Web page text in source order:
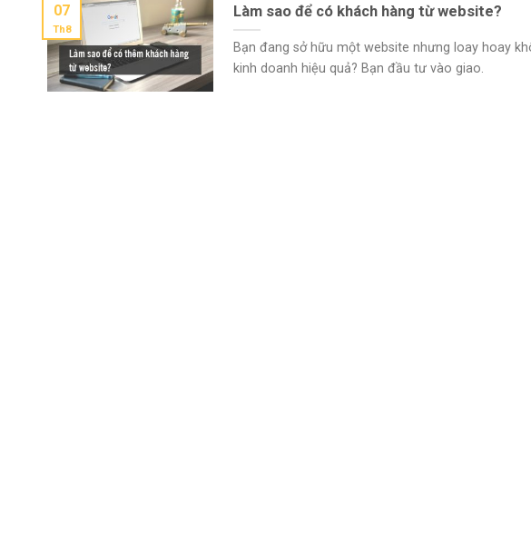
Làm sao để có khách hàng từ website?
Bạn đang sở hữu một website nhưng loay hoay
kinh doanh hiệu quả? Bạn đầu tư vào giao.
07
Th8